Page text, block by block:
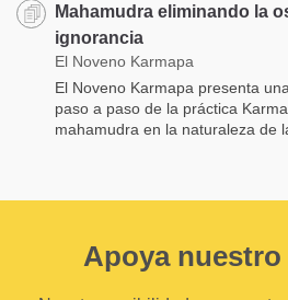
Mahamudra eliminando la
ignorancia
El Noveno Karmapa
El Noveno Karmapa presenta
paso a paso de la práctica
mahamudra en la naturaleza de
Apoya